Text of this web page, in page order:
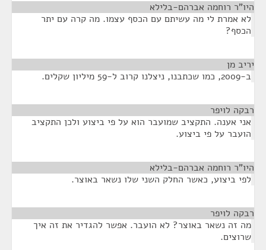
היו"ר רוחמה אברהם-בלילא
לא אמרת לי מה עשיתם עם הכסף עצמו. מה קרה עם יתר
הכסף?
יריב מן
ב-2009, כמו שכתבנו, ניצלנו קרוב ל-59 מיליון שקלים.
רבקה לויפר
אני אענה. התקציב שמועבר הוא על פי ביצוע ולכן התקציב
הועבר על פי ביצוע.
היו"ר רוחמה אברהם-בלילא
לפי ביצוע, כאשר החלק השני שלו נשאר באוצר.
רבקה לויפר
מה זה נשאר באוצר? לא הועבר. אפשר להגדיר את זה איך
שרוצים.